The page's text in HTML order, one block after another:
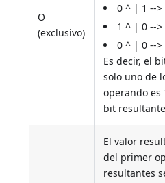
O
(exclusivo)
0 ^ | 1 -->
1 ^ | 0 -->
0 ^ | 0 -->
Es decir, el
solo uno de
operando es
bit
El valor
del primer
resultantes